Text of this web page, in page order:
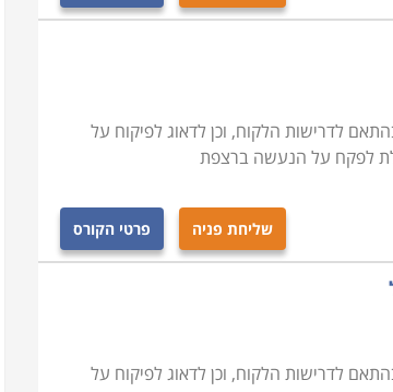
לדרישות הלקוח, וכן לדאוג לפיקוח על
לפקח על הנעשה ברצפת
שליחת פניה פרטי הקורס
לדרישות הלקוח, וכן לדאוג לפיקוח על